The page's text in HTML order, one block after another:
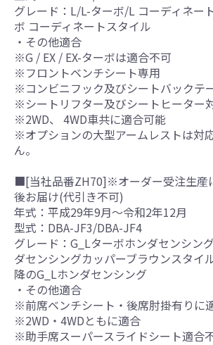
グレード：L/L-ターボ/L コーディネー
ボ コーディネートスタイル
・その他適合
※G / EX / EX-ターボは適合不可
※フロントベンチシート専用
※コンビニフック及びシートバックテ
※シートリフター及びシートヒーター
※2WD、 4WD車共に適合可能
※オプションの大型アームレストは対
ん。
■[当社品番ZH70]※オーダー受注生産
後お届け(代引き不可)
年式：平成29年9月～令和2年12月
型式：DBA-JF3/DBA-JF4
グレード：G_Lターボホンダセンシン
ダセンシングカッパーブラウンスタイ
降のG_Lホンダセンシング
・その他適合
※前席ベンチシート・後席肘掛有りに
※2WD・4WDともに適合
※助手席スーパースライドシート適合